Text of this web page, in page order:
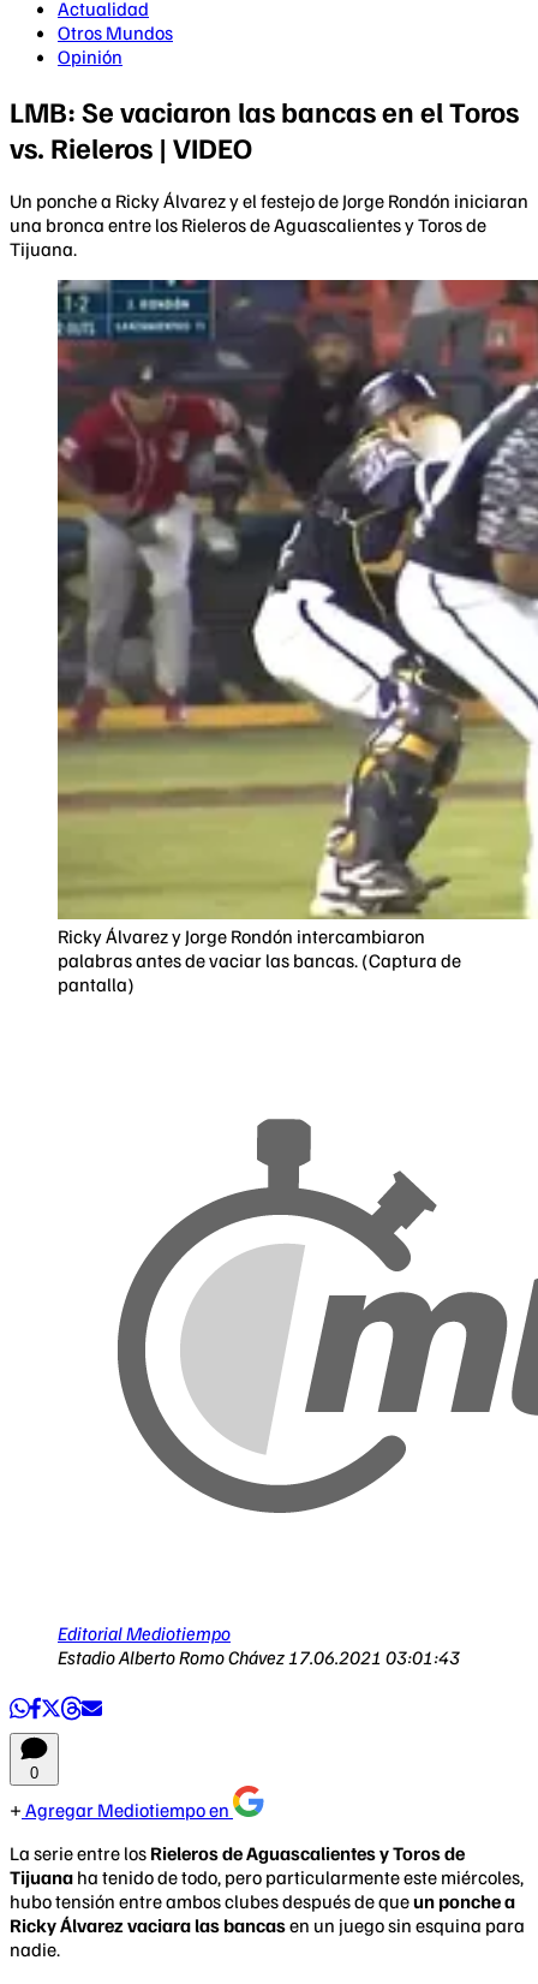
Actualidad
Otros Mundos
Opinión
LMB: Se vaciaron las bancas en el Toros
vs. Rieleros | VIDEO
Un ponche a Ricky Álvarez y el festejo de Jorge Rondón iniciaran
una bronca entre los Rieleros de Aguascalientes y Toros de
Tijuana.
Ricky Álvarez y Jorge Rondón intercambiaron
palabras antes de vaciar las bancas. (Captura de
pantalla)
Editorial Mediotiempo
Estadio Alberto Romo Chávez 17.06.2021 03:01:43
0
Agregar Mediotiempo en
La serie entre los Rieleros de Aguascalientes y Toros de
Tijuana ha tenido de todo, pero particularmente este miércoles,
hubo tensión entre ambos clubes después de queun ponche a
Ricky Álvarez vaciara las bancasen un juego sin esquina para
nadie.